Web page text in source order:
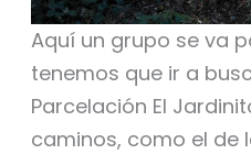
Aquí un grupo se va
tenemos que ir a
Parcelación El
caminos, como el de